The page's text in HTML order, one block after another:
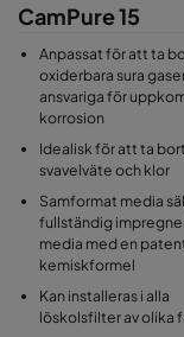
CamPure 15
Anpassat för att ta
oxiderbara sura
ansvariga för
korrosion
Idealisk för att ta bort
svavelväte och klor
Samformat media
fullständig
media med en
kemiskformel
Kan installeras i alla
löskolsfilter av olika